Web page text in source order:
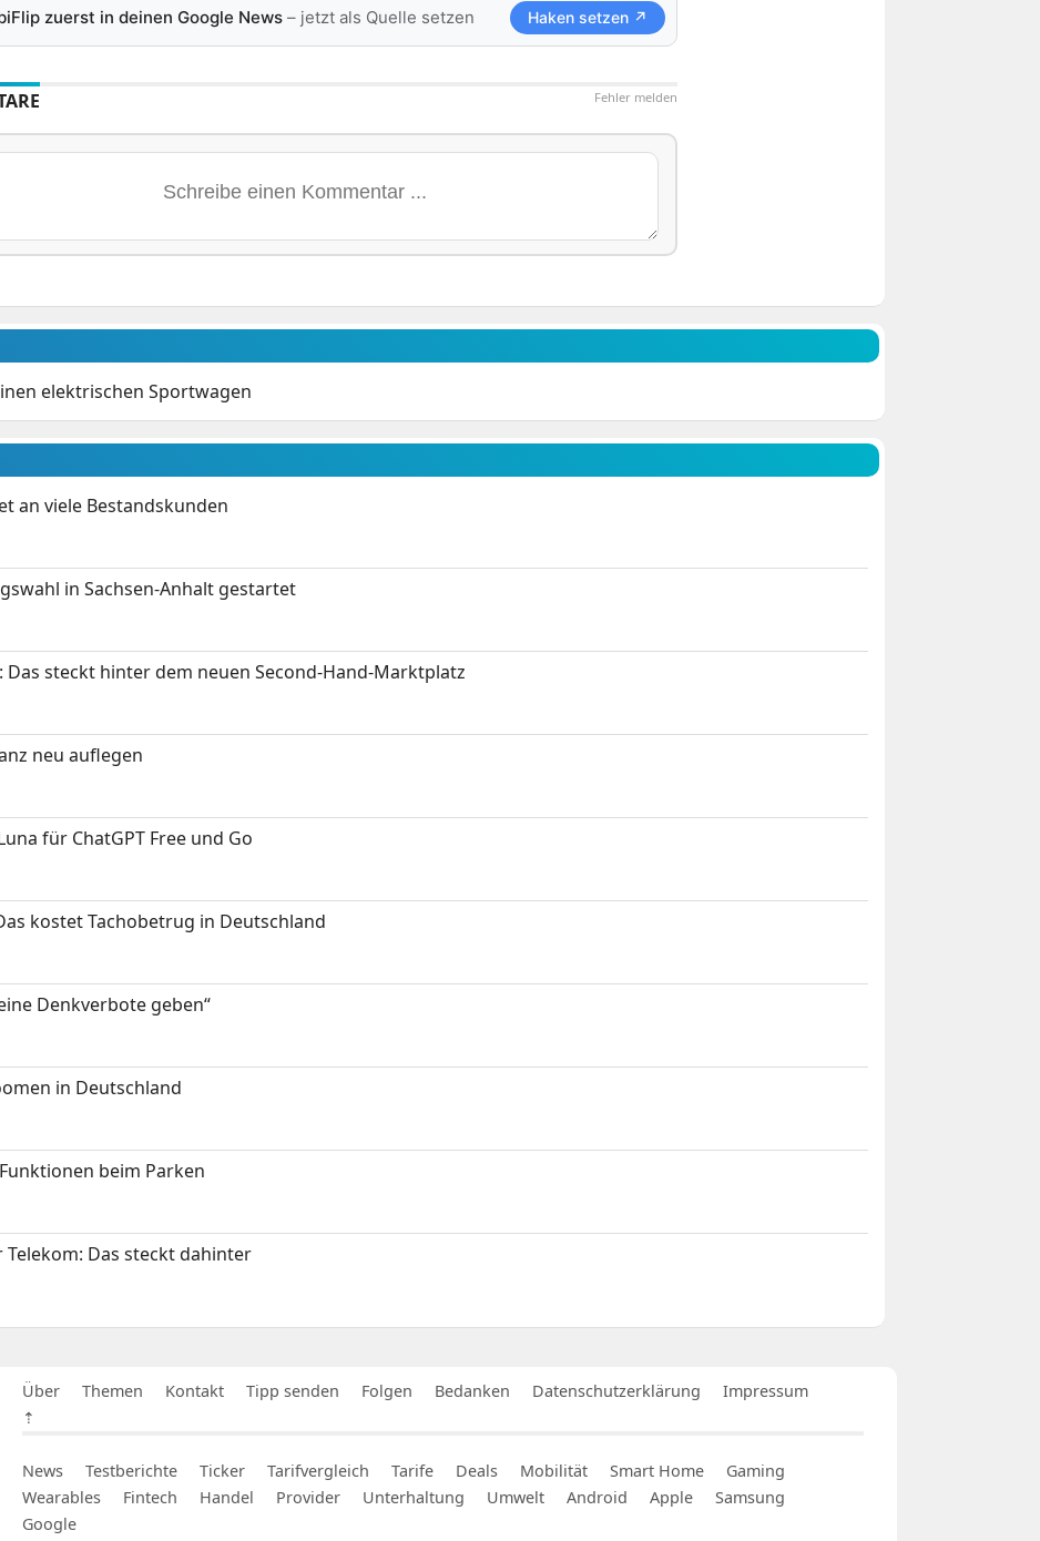
zuerst in deinen Google News– jetzt als Quelle setzen Haken setzen ↗
Fehler melden
elektrischen Sportwagen
an viele Bestandskunden
in Sachsen-Anhalt gestartet
Das steckt hinter dem neuen Second-Hand-Marktplatz
neu auflegen
für ChatGPT Free und Go
kostet Tachobetrug in Deutschland
Denkverbote geben“
in Deutschland
beim Parken
Das steckt dahinter
Über Themen Kontakt Tipp senden Folgen Bedanken Datenschutzerklärung
Impressum
⇡
News Testberichte Ticker Tarifvergleich Tarife Deals Mobilität Smart Home
Gaming
Wearables
Fintech Handel Provider Unterhaltung Umwelt Android Apple
Samsung
Google